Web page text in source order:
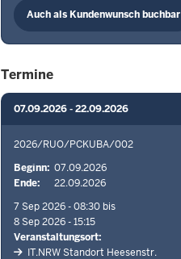
Auch als Kundenwunsch buchbar
Termine
07.09.2026 - 22.09.2026
2026/RUO/PCKUBA/002
Beginn 07.09.2026
Ende
22.09.2026
7 Sep 2026 - 08:30
8 Sep 2026 - 15:15
Veranstaltungsort
IT.NRW Standort Heesenstr.